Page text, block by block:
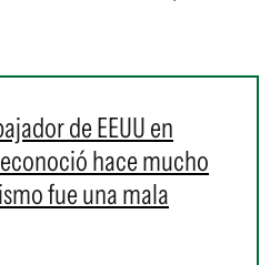
de EEUU en
hace mucho
fue una mala